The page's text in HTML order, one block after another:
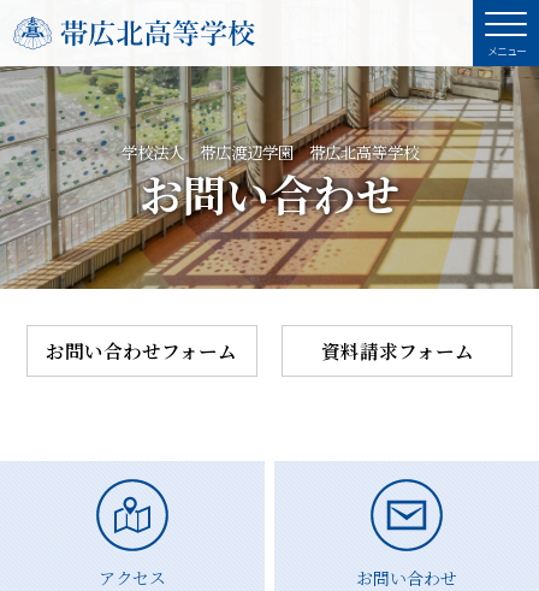
学校法人 帯広渡辺学園 帯広北高等学校
お問い合わせ
お問い合わせフォーム 資料請求フォーム
アクセス お問い合わせ